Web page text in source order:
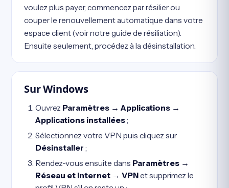
voulez plus payer, commencez par résilier ou
couper le renouvellement automatique dans votre
espace client (voir notre guide de résiliation).
Ensuite seulement, procédez à la désinstallation.
Sur Windows
Ouvrez Paramètres → Applications →
Applications installées;
Sélectionnez votre VPN puis cliquez sur
Désinstaller ;
Rendez-vous ensuite dans Paramètres →
Réseau et Internet → VPNet supprimez le